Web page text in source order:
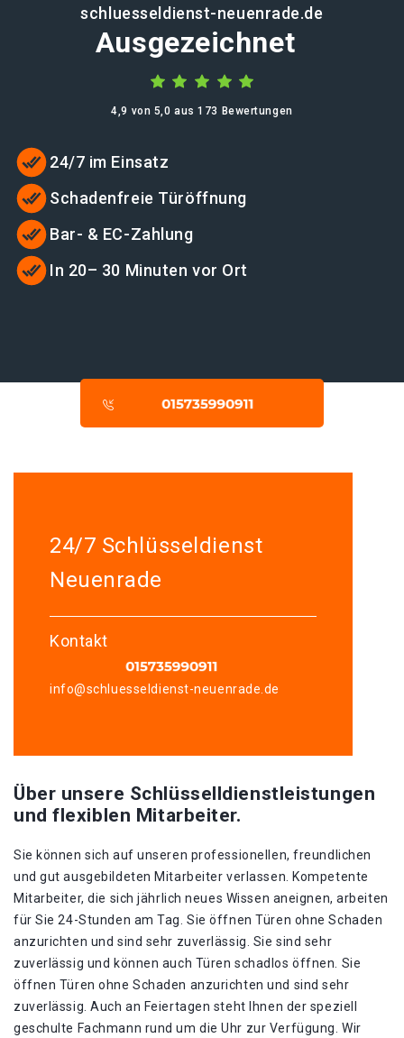
schluesseldienst-neuenrade.de
Ausgezeichnet
4,9 von 5,0 aus 173 Bewertungen
24/7 im Einsatz
Schadenfreie Türöffnung
Bar- & EC-Zahlung
In 20– 30 Minuten vor Ort
24/7 Schlüsseldienst
Neuenrade
Kontakt
info@schluesseldienst-neuenrade.de
Über unsere Schlüsselldienstleistungen
und flexiblen Mitarbeiter.
Sie können sich auf unseren professionellen, freundlichen
und gut ausgebildeten Mitarbeiter verlassen. Kompetente
Mitarbeiter, die sich jährlich neues Wissen aneignen, arbeiten
für Sie 24-Stunden am Tag. Sie öffnen Türen ohne Schaden
anzurichten und sind sehr zuverlässig. Sie sind sehr
zuverlässig und können auch Türen schadlos öffnen. Sie
öffnen Türen ohne Schaden anzurichten und sind sehr
zuverlässig. Auch an Feiertagen steht Ihnen der speziell
geschulte Fachmann rund um die Uhr zur Verfügung. Wir